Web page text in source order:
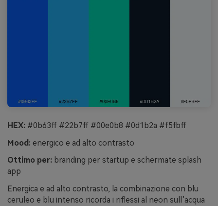
HEX: #0b63ff #22b7ff #00e0b8 #0d1b2a #f5fbff
Mood: energico e ad alto contrasto
Ottimo per: branding per startup e schermate splash
app
Energica e ad alto contrasto, la combinazione con blu
ceruleo e blu intenso ricorda i riflessi al neon sull’acqua